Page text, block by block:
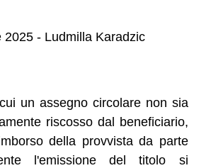
2025 - Ludmilla Karadzic
un assegno circolare non sia
riscosso dal beneficiario,
della provvista da parte
l'emissione del titolo si